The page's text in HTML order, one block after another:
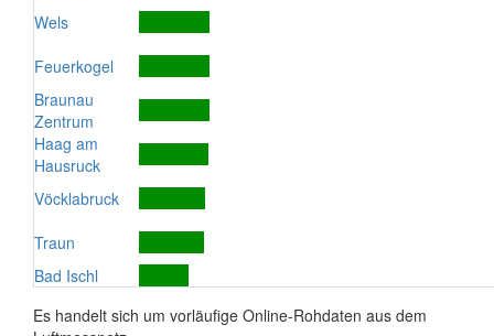
Wels
Feuerkogel
Braunau
Zentrum
Haag am
Hausruck
Vöcklabruck
Traun
Bad Ischl
Es handelt sich um vorläufige Online-Rohdaten aus dem